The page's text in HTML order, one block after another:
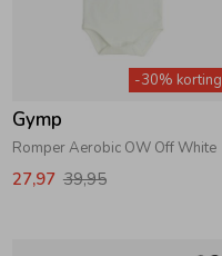
-30% korting
Gymp
Romper Aerobic OW Off White
27,97 39,95